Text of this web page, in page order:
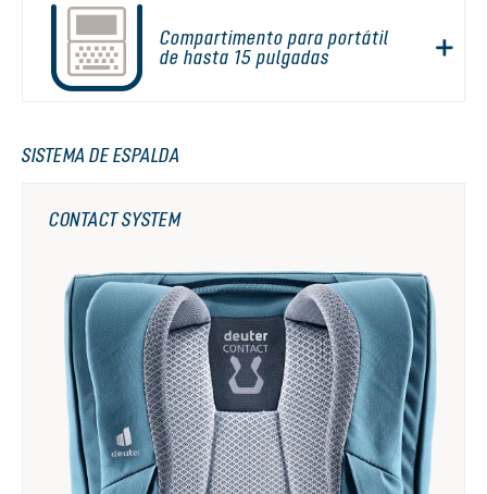
Compartimento para portátil
de hasta 15 pulgadas
SISTEMA DE ESPALDA
CONTACT SYSTEM